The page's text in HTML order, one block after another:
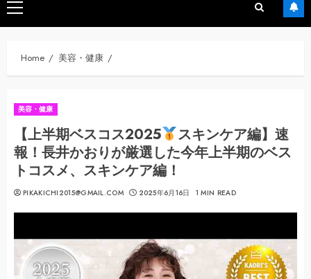
Primary
Menu
Home 美容・健康
美容・健康
【上半期ベスコス2025
スキンケア編】速
報！長井かおりが厳選した今年上半期のベス
トコスメ、スキンケア編！
PIKAKICHI2015@GMAIL.COM 2025年6月16日 1 MIN READ